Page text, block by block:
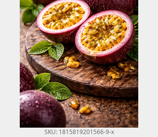
SKU: 1815819201566-9-x